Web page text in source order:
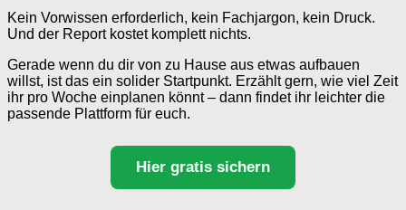
Kein Vorwissen erforderlich, kein Fachjargon, kein Druck.
Und der Report kostet komplett nichts.
Gerade wenn du dir von zu Hause aus etwas aufbauen
willst, ist das ein solider Startpunkt. Erzählt gern, wie viel Zeit
ihr pro Woche einplanen könnt – dann findet ihr leichter die
passende Plattform für euch.
Hier gratis sichern